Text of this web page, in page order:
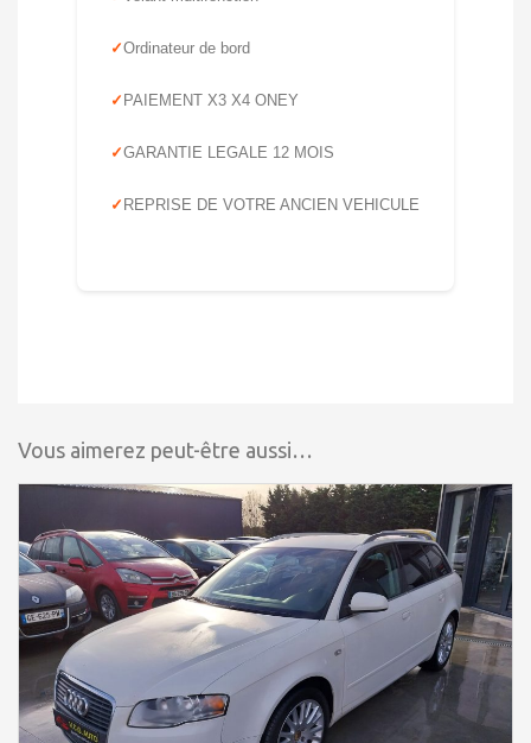
Ordinateur de bord
PAIEMENT X3 X4 ONEY
GARANTIE LEGALE 12 MOIS
REPRISE DE VOTRE ANCIEN VEHICULE
Vous aimerez peut-être aussi…